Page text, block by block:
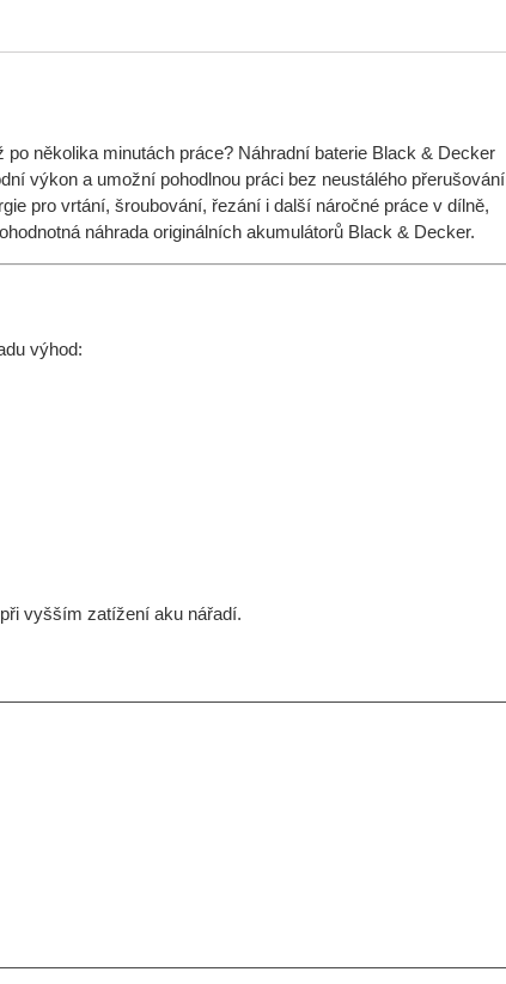
několika minutách práce? Náhradní baterie Black & Decker
výkon a umožní pohodlnou práci bez neustálého přerušování
pro vrtání, šroubování, řezání i další náročné práce v dílně,
náhrada originálních akumulátorů Black & Decker.
výhod:
vyšším zatížení aku nářadí.